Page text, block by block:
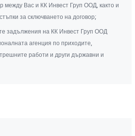
между Вас и КК Инвест Груп ООД, както и
за сключването на договор;
задължения на КК Инвест Груп ООД
агенция по приходите,
работи и други държавни и